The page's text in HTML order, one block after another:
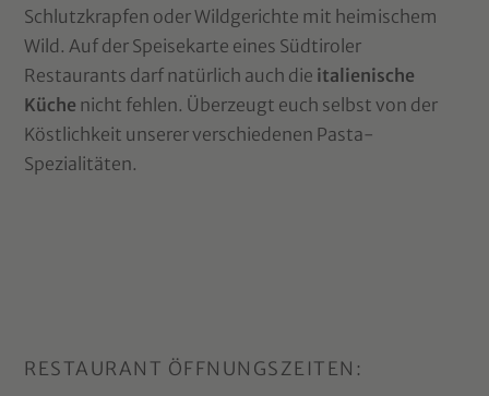
Schlutzkrapfen oder Wildgerichte mit heimischem
Wild. Auf der Speisekarte eines Südtiroler
Restaurants darf natürlich auch die italienische
Küche nicht fehlen. Überzeugt euch selbst von der
Köstlichkeit unserer verschiedenen Pasta-
Spezialitäten.
RESTAURANT ÖFFNUNGSZEITEN: